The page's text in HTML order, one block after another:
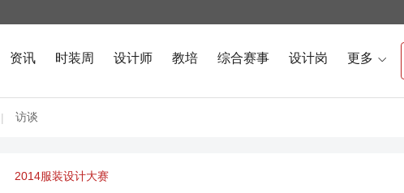
资讯 时装周 设计师 教培 综合赛事 设计岗 更多 
| 访谈
2014服装设计大赛